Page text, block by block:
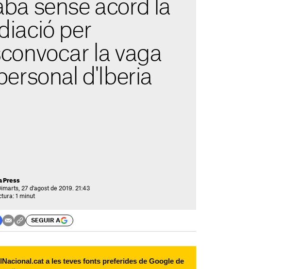
sense acord la
per
la vaga
d'Iberia
Press
27 d'agost de 2019. 21:43
1 minut
SEGUIR A
a les teves fonts preferides de Google de